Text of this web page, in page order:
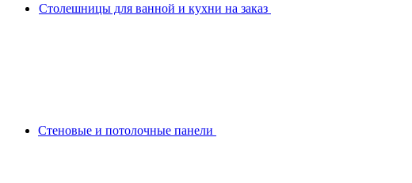
Столешницы для ванной и кухни на заказ
Стеновые и потолочные панели